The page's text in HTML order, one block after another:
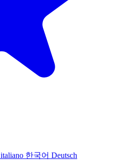
italiano 한국어 Deutsch